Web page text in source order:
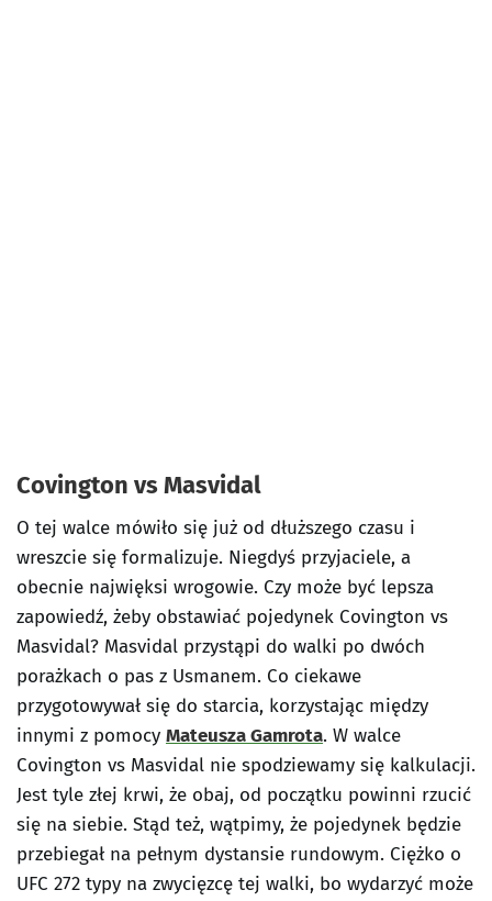
Covington vs Masvidal
O tej walce mówiło się już od dłuższego czasu i
wreszcie się formalizuje. Niegdyś przyjaciele, a
obecnie najwięksi wrogowie. Czy może być lepsza
zapowiedź, żeby obstawiać pojedynek Covington vs
Masvidal? Masvidal przystąpi do walki po dwóch
porażkach o pas z Usmanem. Co ciekawe
przygotowywał się do starcia, korzystając między
innymi z pomocy Mateusza Gamrota. W walce
Covington vs Masvidal nie spodziewamy się kalkulacji.
Jest tyle złej krwi, że obaj, od początku powinni rzucić
się na siebie. Stąd też, wątpimy, że pojedynek będzie
przebiegał na pełnym dystansie rundowym. Ciężko o
UFC 272 typy na zwycięzcę tej walki, bo wydarzyć może